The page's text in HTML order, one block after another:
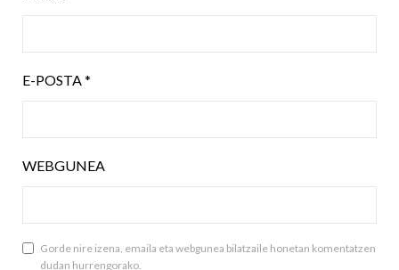
E-POSTA*
WEBGUNEA
Gorde nire izena, emaila eta webgunea bilatzaile honetan komentatzen
dudan hurrengorako.